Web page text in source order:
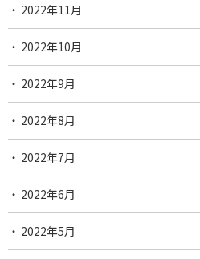
2022年11月
2022年10月
2022年9月
2022年8月
2022年7月
2022年6月
2022年5月